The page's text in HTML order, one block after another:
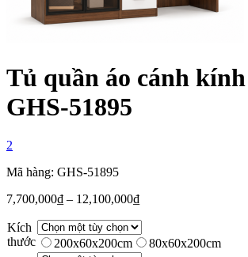
Tủ quần áo cánh
GHS-51895
2
Mã hàng: GHS-51895
7,700,000₫ – 12,100,000₫
Kích
thước
200x60x200cm 80x60x200cm